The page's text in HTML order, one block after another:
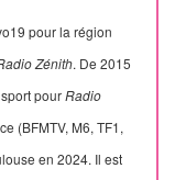
pour la région
Zénith. De 2015
pourRadio
(BFMTV, M6, TF1,
en 2024. Il est